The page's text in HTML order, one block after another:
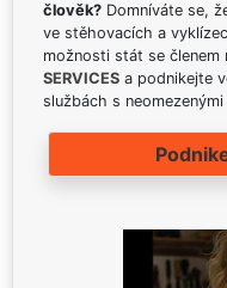
člověk? Domníváte se,
ve stěhovacích a
možnosti stát se členem
SERVICES a podnikejte
službách s